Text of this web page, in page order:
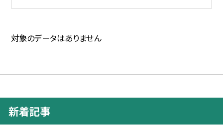
対象のデータはありません
新着記事